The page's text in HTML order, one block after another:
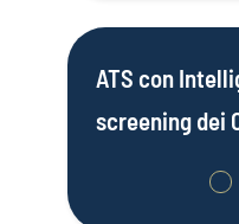
ATS con
screening dei